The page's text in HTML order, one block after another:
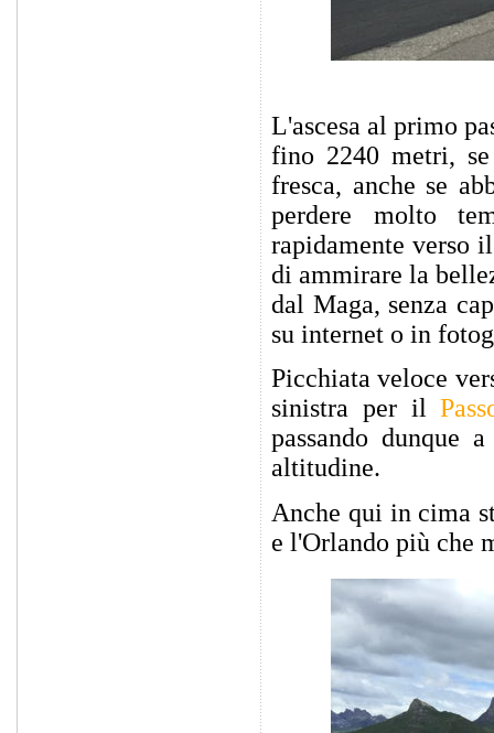
L'ascesa al primo
fino 2240 metri,
fresca, anche se
perdere molto
rapidamente verso
di ammirare la
dal Maga, senza
su internet o in
Picchiata veloce
sinistra per il
passando
altitudine.
Anche qui in cima
e l'Orlando più che